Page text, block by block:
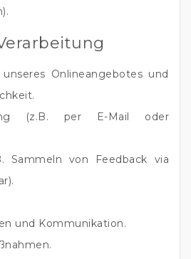
Onlineangebotes und
(z.B. per E-Mail oder
Sammeln von Feedback via
und Kommunikation.